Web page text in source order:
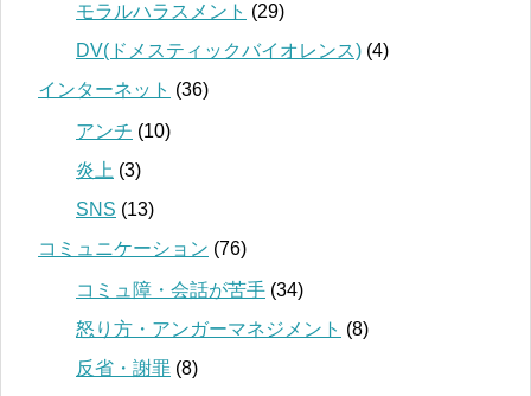
モラルハラスメント (29)
DV(ドメスティックバイオレンス) (4)
インターネット (36)
アンチ (10)
炎上 (3)
SNS (13)
コミュニケーション (76)
コミュ障・会話が苦手 (34)
怒り方・アンガーマネジメント (8)
反省・謝罪 (8)